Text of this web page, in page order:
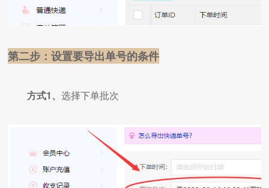
第二步：设置要导出单号的条件
方式1、选择下单批次